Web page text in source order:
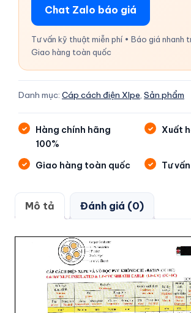
Chat Zalo báo giá
Tư vấn kỹ thuật miễn phí • Báo giá nhanh
Giao hàng toàn quốc
Danh mục: Cáp cách điện Xlpe, Sản phẩm
Hàng chính hãng
100%
Xuất
Giao hàng toàn quốc Tư
Mô tả Đánh giá (0)